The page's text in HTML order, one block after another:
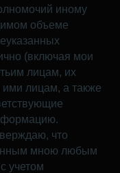
иному
объеме
(включая мои
лицам, их
лицам, а также
что
мною любым
учетом